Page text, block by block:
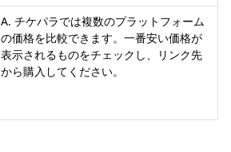
A. チケパラでは複数のプラットフォーム
の価格を比較できます。一番安い価格が
表示されるものをチェックし、リンク先
から購入してください。